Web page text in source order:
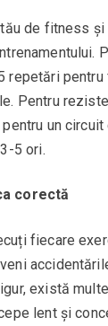
de fitness
repetări pentru
Pentru
un
5 ori.
corectă
fiecare
există
lent și